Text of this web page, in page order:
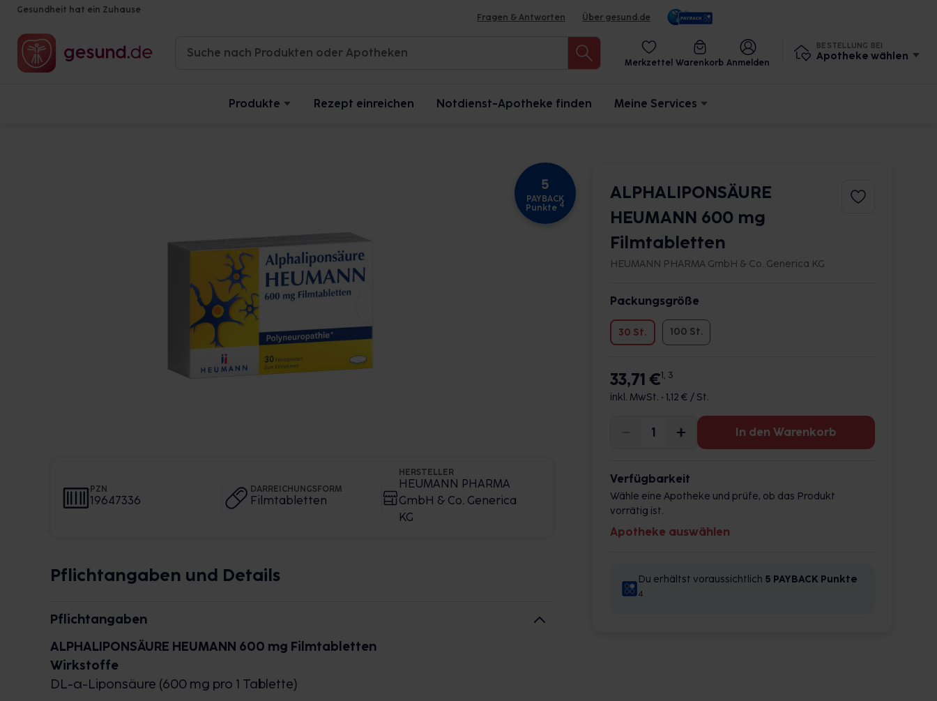
Gesundheit hat ein Zuhause
Fragen & Antworten Über gesund.de
Merkzettel Warenkorb Anmelden
BESTELLUNG BEI
Apotheke wählen
Produkte Rezept einreichen Notdienst-Apotheke finden Meine Services
5
PAYBACK
Punkte 4
PZN
19647336
DARREICHUNGSFORM
Filmtabletten
HERSTELLER
HEUMANN PHARMA
GmbH & Co. Generica
KG
Pflichtangaben und Details
Pflichtangaben
ALPHALIPONSÄURE HEUMANN 600 mg Filmtabletten
Wirkstoffe
DL-α-Liponsäure (600 mg pro 1 Tablette)
ALPHALIPONSÄURE
HEUMANN 600 mg
Filmtabletten
HEUMANN PHARMA GmbH & Co. Generica KG
Packungsgröße
30 St. 100 St.
33,71 €1, 3
inkl. MwSt. • 1,12 € / St.
In den Warenkorb
Verfügbarkeit
Wähle eine Apotheke und prüfe, ob das Produkt
vorrätig ist.
Apotheke auswählen
Du erhältst voraussichtlich 5 PAYBACK Punkte
4